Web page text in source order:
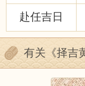
赴任吉日
有关《择吉